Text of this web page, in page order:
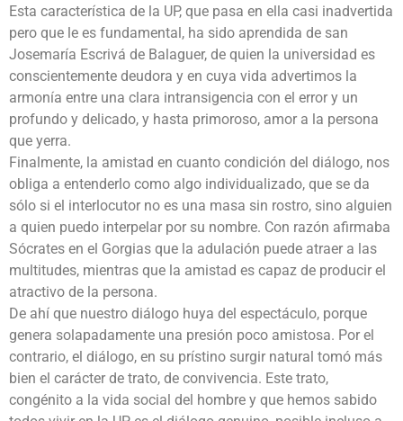
Esta característica de la UP, que pasa en ella casi inadvertida
pero que le es fundamental, ha sido aprendida de san
Josemaría Escrivá de Balaguer, de quien la universidad es
conscientemente deudora y en cuya vida advertimos la
armonía entre una clara intransigencia con el error y un
profundo y delicado, y hasta primoroso, amor a la persona
que yerra.
Finalmente, la amistad en cuanto condición del diálogo, nos
obliga a entenderlo como algo individualizado, que se da
sólo si el interlocutor no es una masa sin rostro, sino alguien
a quien puedo interpelar por su nombre. Con razón afirmaba
Sócrates en el Gorgias que la adulación puede atraer a las
multitudes, mientras que la amistad es capaz de producir el
atractivo de la persona.
De ahí que nuestro diálogo huya del espectáculo, porque
genera solapadamente una presión poco amistosa. Por el
contrario, el diálogo, en su prístino surgir natural tomó más
bien el carácter de trato, de convivencia. Este trato,
congénito a la vida social del hombre y que hemos sabido